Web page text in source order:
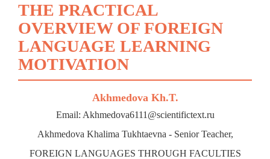
THE PRACTICAL
OVERVIEW OF FOREIGN
LANGUAGE LEARNING
MOTIVATION
Akhmedova Kh.T.
Email: Akhmedova6111@scientifictext.ru
Akhmedova Khalima Tukhtaevna - Senior Teacher,
FOREIGN LANGUAGES THROUGH FACULTIES